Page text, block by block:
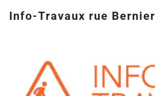
Info-Travaux rue Bernier
l&apos;image